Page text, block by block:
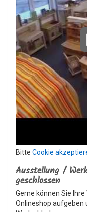
Bitte Cookie
Ausstellung /
geschlossen
Gerne können Sie
Onlineshop aufgeben